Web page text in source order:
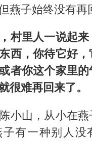
燕子始终没有再
村里人一说起
西，你待它好，
者你这个家里的
很难再回来了。
小山，从小在
有一种别人没